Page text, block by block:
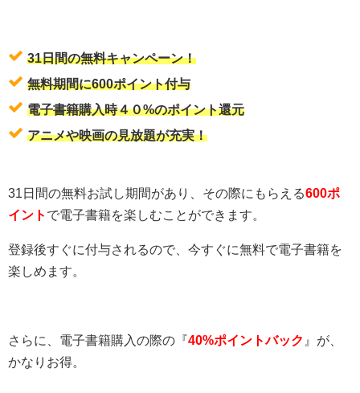
31日間の無料キャンペーン！
無料期間に600ポイント付与
電子書籍購入時４０%のポイント還元
アニメや映画の見放題が充実！
31日間の無料お試し期間があり、その際にもらえる600ポ
イント で電子書籍を楽しむことができます。
登録後すぐに付与されるので、今すぐに無料で電子書籍を
楽しめます。
さらに、電子書籍購入の際の『40%ポイントバック 』が、
かなりお得。